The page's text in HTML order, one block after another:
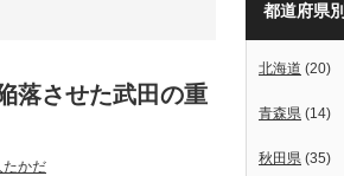
落させた武田の重
たかだ
都道府県別
北海道 (20)
青森県 (14)
秋田県 (35)